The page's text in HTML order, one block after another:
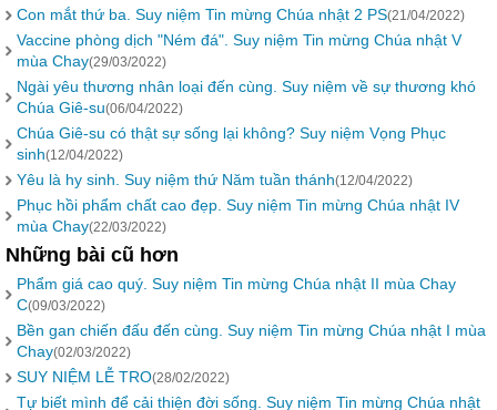
Con mắt thứ ba. Suy niệm Tin mừng Chúa nhật 2 PS(21/04/2022)
Vaccine phòng dịch "Ném đá". Suy niệm Tin mừng Chúa nhật V
mùa Chay(29/03/2022)
Ngài yêu thương nhân loại đến cùng. Suy niệm về sự thương khó
Chúa Giê-su(06/04/2022)
Chúa Giê-su có thật sự sống lại không? Suy niệm Vọng Phục
sinh(12/04/2022)
Yêu là hy sinh. Suy niệm thứ Năm tuần thánh(12/04/2022)
Phục hồi phẩm chất cao đẹp. Suy niệm Tin mừng Chúa nhật IV
mùa Chay(22/03/2022)
Những bài cũ hơn
Phẩm giá cao quý. Suy niệm Tin mừng Chúa nhật II mùa Chay
C(09/03/2022)
Bền gan chiến đấu đến cùng. Suy niệm Tin mừng Chúa nhật I mùa
Chay(02/03/2022)
SUY NIỆM LỄ TRO(28/02/2022)
Tự biết mình để cải thiện đời sống. Suy niệm Tin mừng Chúa nhật